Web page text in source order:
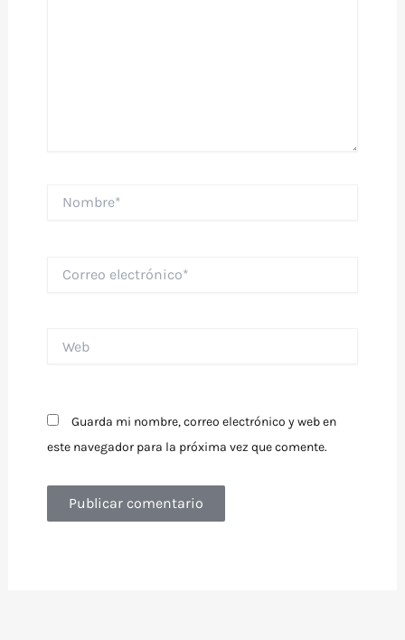
electrónico*
Guarda mi nombre, correo electrónico y web en
este navegador para la próxima vez que comente.